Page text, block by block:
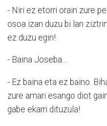
- Niri ez etorri orain zure
osoa izan duzu bi lan
ez duzu egin!
- Baina Joseba…
- Ez baina eta ez baino.
zure amari esango diot
gabe ekarri dituzula!